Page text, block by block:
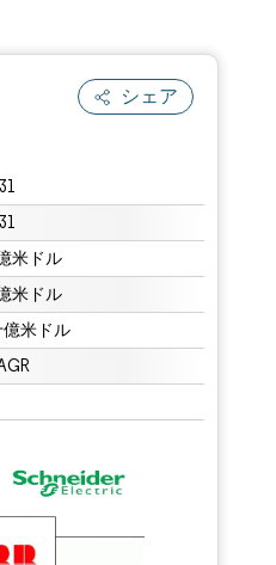
シェア
米ドル
米ドル
億米ドル
の表示が必要です。